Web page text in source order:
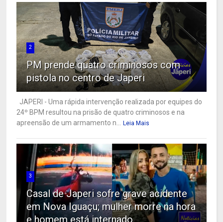
2
PM prende quatro criminosos com
pistola no centro de Japeri
JAPERI - Uma rápida intervenção realizada por equipes do
24º BPM resultou na prisão de quatro criminosos e na
apreensão de um armamento n... Leia Mais
3
Casal de Japeri sofre grave acidente
em Nova Iguaçu; mulher morre na hora